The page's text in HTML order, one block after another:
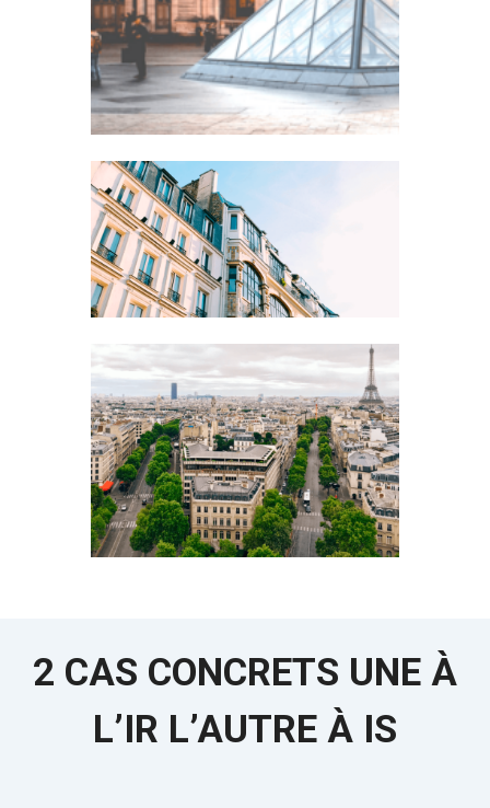
2 CAS CONCRETS UNE À
L’IR L’AUTRE À IS